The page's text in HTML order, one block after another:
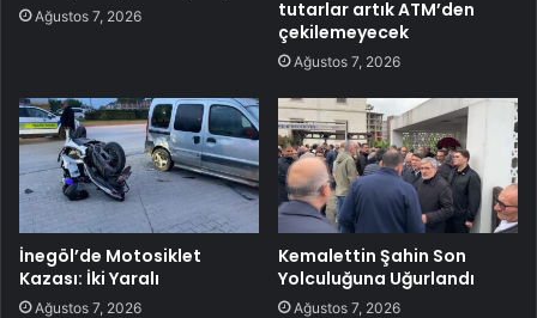
Ağustos 7, 2026
tutarlar artık ATM’den
çekilemeyecek
Ağustos 7, 2026
İnegöl’de Motosiklet
Kazası: İki Yaralı
Ağustos 7, 2026
Kemalettin Şahin Son
Yolculuğuna Uğurlandı
Ağustos 7, 2026